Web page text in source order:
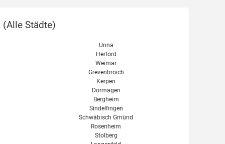
(Alle Städte)
Unna
Herford
Weimar
Grevenbroich
Kerpen
Dormagen
Bergheim
Sindelfingen
Schwäbisch Gmünd
Rosenheim
Stolberg